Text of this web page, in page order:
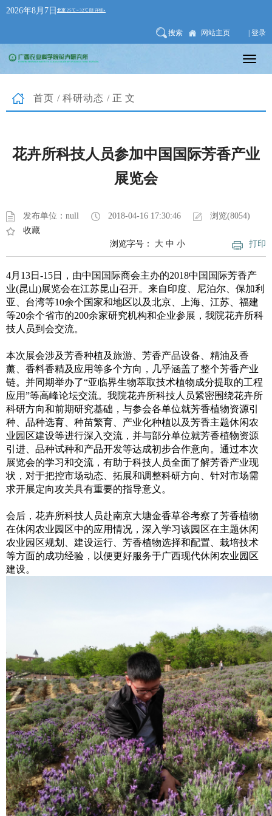
2026年8月7日
搜索 网站主页 | 登录
首页 / 科研动态 /正文
花卉所科技人员参加中国国际芳香产业
展览会
发布单位：null 2018-04-16 17:30:46
浏览(8054)
收藏
打印
浏览字号： 大 中 小
4月13日-15日，由中国国际商会主办的2018中国国际芳香产
业(昆山)展览会在江苏昆山召开。来自印度、尼泊尔、保加利
亚、台湾等10余个国家和地区以及北京、上海、江苏、福建
等20余个省市的200余家研究机构和企业参展，我院花卉所科
技人员到会交流。
本次展会涉及芳香种植及旅游、芳香产品设备、精油及香
薰、香料香精及应用等多个方向，几乎涵盖了整个芳香产业
链。并同期举办了“亚临界生物萃取技术植物成分提取的工程
应用”等高峰论坛交流。我院花卉所科技人员紧密围绕花卉所
科研方向和前期研究基础，与参会各单位就芳香植物资源引
种、品种选育、种苗繁育、产业化种植以及芳香主题休闲农
业园区建设等进行深入交流，并与部分单位就芳香植物资源
引进、品种试种和产品开发等达成初步合作意向。通过本次
展览会的学习和交流，有助于科技人员全面了解芳香产业现
状，对于把控市场动态、拓展和调整科研方向、针对市场需
求开展定向攻关具有重要的指导意义。
会后，花卉所科技人员赴南京大塘金香草谷考察了芳香植物
在休闲农业园区中的应用情况，深入学习该园区在主题休闲
农业园区规划、建设运行、芳香植物选择和配置、栽培技术
等方面的成功经验，以便更好服务于广西现代休闲农业园区
建设。